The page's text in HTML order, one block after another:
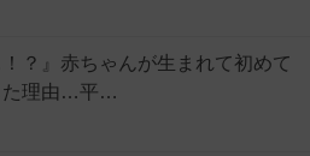
？』赤ちゃんが生まれて初めて
た理由…平…